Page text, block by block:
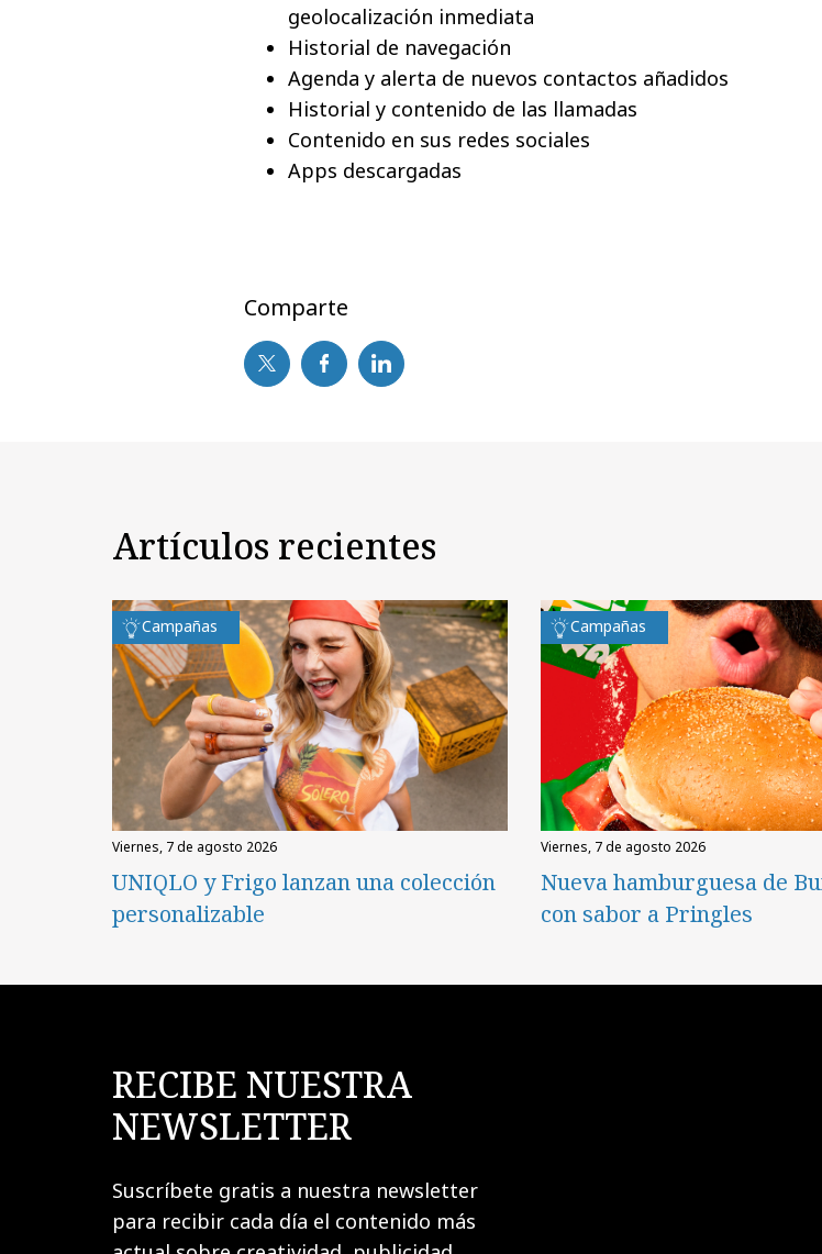
geolocalización inmediata
Historial de navegación
Agenda y alerta de nuevos contactos añadidos
Historial y contenido de las llamadas
Contenido en sus redes sociales
Apps descargadas
Comparte
Artículos recientes
Campañas
viernes, 7 de agosto 2026
UNIQLO y Frigo lanzan una colección
personalizable
Campañas
viernes, 7 de agosto 2026
Nueva hamburguesa de
con sabor a Pringles
RECIBE NUESTRA
NEWSLETTER
Suscríbete gratis a nuestra newsletter
para recibir cada día el contenido más